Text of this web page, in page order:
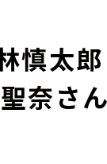
慎太
奈さ